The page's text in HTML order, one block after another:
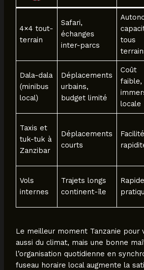
4×4 tout-
terrain
Safari,
échanges
inter-parcs
tous
Dala-dala
(minibus
local)
Déplacements
urbains,
budget limité
Coût
faible,
locale
Taxis et
tuk-tuk à
Zanzibar
Déplacements
courts
Vols
internes
Trajets longs
continent-île
Le meilleur moment Tanzanie pour
aussi du climat, mais une bonne
l’organisation quotidienne en
fuseau horaire local augmente la